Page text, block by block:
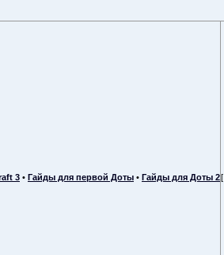
3 • Гайды для первой Доты • Гайды для Доты 2